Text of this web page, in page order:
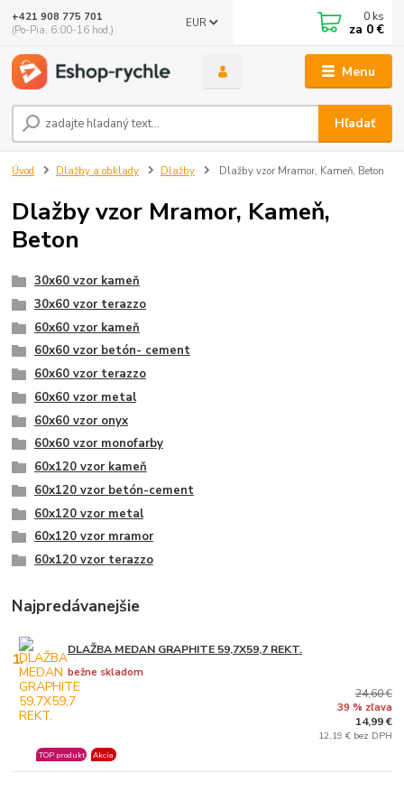
Menu
EUR
Hľadať
+421 908 775 701
(Po-Pia, 6:00-16 hod.)
0 ks
za 0 €
Úvod Dlažby a obklady Dlažby Dlažby vzor Mramor, Kameň, Beton
Dlažby vzor Mramor, Kameň,
Beton
30x60 vzor kameň
30x60 vzor terazzo
60x60 vzor kameň
60x60 vzor betón- cement
60x60 vzor terazzo
60x60 vzor metal
60x60 vzor onyx
60x60 vzor monofarby
60x120 vzor kameň
60x120 vzor betón-cement
60x120 vzor metal
60x120 vzor mramor
60x120 vzor terazzo
Najpredávanejšie
1. DLAŽBA MEDAN GRAPHITE 59,7X59,7 REKT.
bežne skladom
TOP produkt Akcia
24,60 €
39 % zľava
14,99 €
12,19 € bez DPH